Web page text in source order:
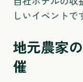
しいイベントで
地元農家
催